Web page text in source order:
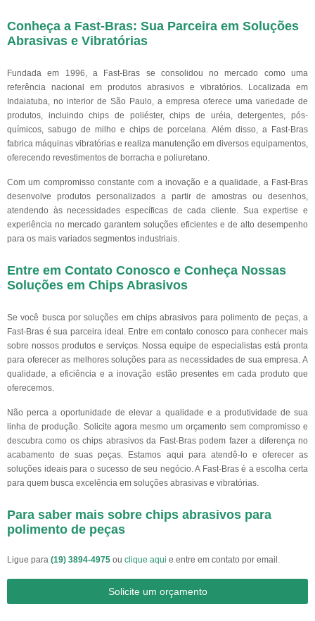
Conheça a Fast-Bras: Sua Parceira em Soluções
Abrasivas e Vibratórias
Fundada em 1996, a Fast-Bras se consolidou no mercado como uma
referência nacional em produtos abrasivos e vibratórios. Localizada em
Indaiatuba, no interior de São Paulo, a empresa oferece uma variedade de
produtos, incluindo chips de poliéster, chips de uréia, detergentes, pós-
químicos, sabugo de milho e chips de porcelana. Além disso, a Fast-Bras
fabrica máquinas vibratórias e realiza manutenção em diversos equipamentos,
oferecendo revestimentos de borracha e poliuretano.
Com um compromisso constante com a inovação e a qualidade, a Fast-Bras
desenvolve produtos personalizados a partir de amostras ou desenhos,
atendendo às necessidades específicas de cada cliente. Sua expertise e
experiência no mercado garantem soluções eficientes e de alto desempenho
para os mais variados segmentos industriais.
Entre em Contato Conosco e Conheça Nossas
Soluções em Chips Abrasivos
Se você busca por soluções em chips abrasivos para polimento de peças, a
Fast-Bras é sua parceira ideal. Entre em contato conosco para conhecer mais
sobre nossos produtos e serviços. Nossa equipe de especialistas está pronta
para oferecer as melhores soluções para as necessidades de sua empresa. A
qualidade, a eficiência e a inovação estão presentes em cada produto que
oferecemos.
Não perca a oportunidade de elevar a qualidade e a produtividade de sua
linha de produção. Solicite agora mesmo um orçamento sem compromisso e
descubra como os chips abrasivos da Fast-Bras podem fazer a diferença no
acabamento de suas peças. Estamos aqui para atendê-lo e oferecer as
soluções ideais para o sucesso de seu negócio. A Fast-Bras é a escolha certa
para quem busca excelência em soluções abrasivas e vibratórias.
Para saber mais sobre chips abrasivos para
polimento de peças
Ligue para (19) 3894-4975 ou clique aqui e entre em contato por email.
Solicite um orçamento